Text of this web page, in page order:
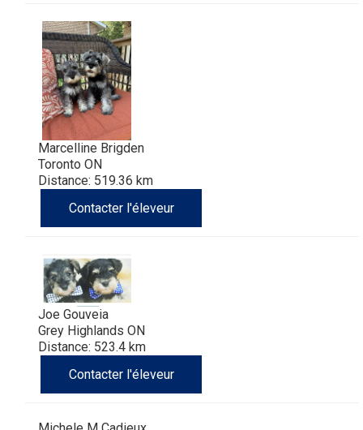
Marcelline Brigden
Toronto ON
Distance: 519.36 km
Contacter l'éleveur
Joe Gouveia
Grey Highlands ON
Distance: 523.4 km
Contacter l'éleveur